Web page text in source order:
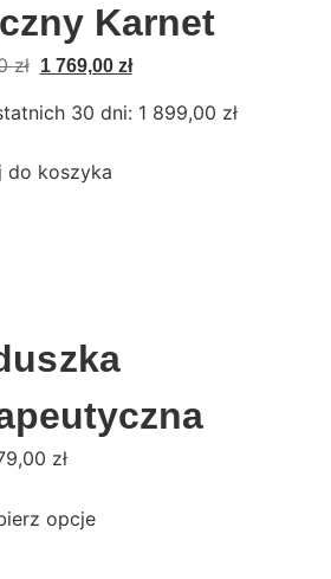
Karnet
zł 1 769,00 zł
30 dni: 1 899,00 zł
do koszyka
zł
opcje